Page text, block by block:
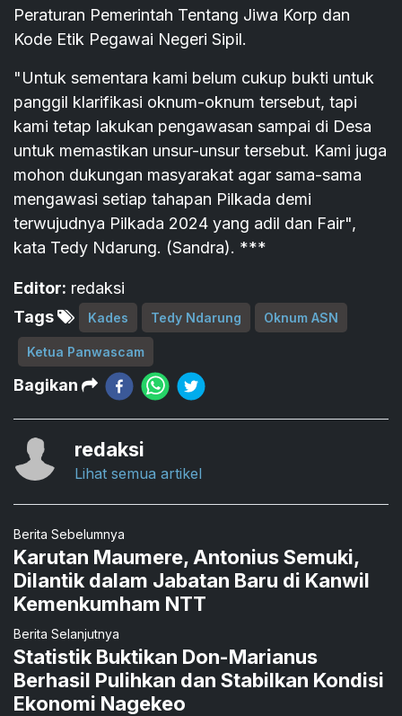
Peraturan Pemerintah Tentang Jiwa Korp dan
Kode Etik Pegawai Negeri Sipil.
"Untuk sementara kami belum cukup bukti untuk
panggil klarifikasi oknum-oknum tersebut, tapi
kami tetap lakukan pengawasan sampai di Desa
untuk memastikan unsur-unsur tersebut. Kami juga
mohon dukungan masyarakat agar sama-sama
mengawasi setiap tahapan Pilkada demi
terwujudnya Pilkada 2024 yang adil dan Fair",
kata Tedy Ndarung. (Sandra). ***
Editor: redaksi
Tags
Kades Tedy Ndarung Oknum ASN
Ketua Panwascam
Bagikan
redaksi
Lihat semua artikel
Berita Sebelumnya
Karutan Maumere, Antonius Semuki,
Dilantik dalam Jabatan Baru di Kanwil
Kemenkumham NTT
Berita Selanjutnya
Statistik Buktikan Don-Marianus
Berhasil Pulihkan dan Stabilkan Kondisi
Ekonomi Nagekeo